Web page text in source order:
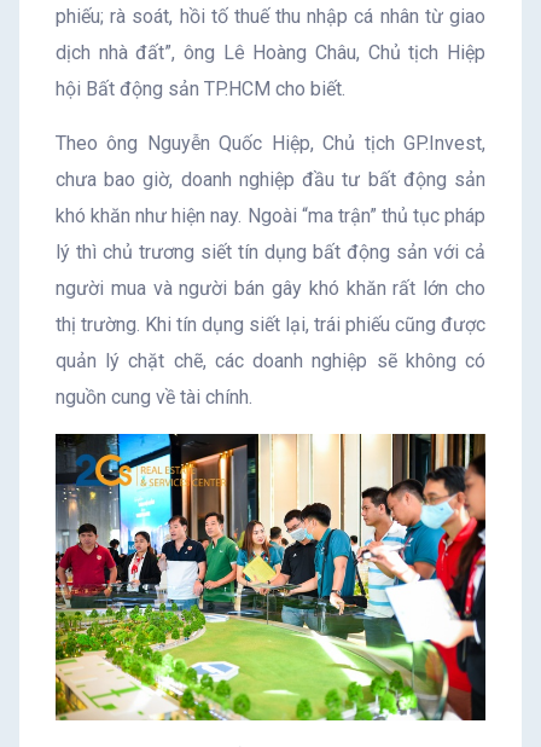
phiếu; rà soát, hồi tố thuế thu nhập cá nhân từ giao
dịch nhà đất”, ông Lê Hoàng Châu, Chủ tịch Hiệp
hội Bất động sản TP.HCM cho biết.
Theo ông Nguyễn Quốc Hiệp, Chủ tịch GP.Invest,
chưa bao giờ, doanh nghiệp đầu tư bất động sản
khó khăn như hiện nay. Ngoài “ma trận” thủ tục pháp
lý thì chủ trương siết tín dụng bất động sản với cả
người mua và người bán gây khó khăn rất lớn cho
thị trường. Khi tín dụng siết lại, trái phiếu cũng được
quản lý chặt chẽ, các doanh nghiệp sẽ không có
nguồn cung về tài chính.